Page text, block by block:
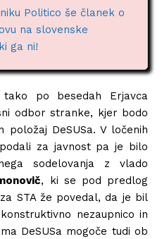
Politico še članek o
na slovenske
ga ni!
po besedah Erjavca
odbor stranke, kjer bodo
DeSUSa. V ločenih
za javnost pa je bilo
sodelovanja z vlado
, ki se pod predlog
STA že povedal, da je bil
nezaupnico in
DeSUSa mogoče tudi ob